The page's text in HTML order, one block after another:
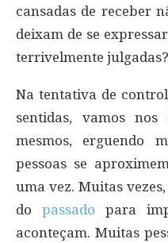
cansadas de receber
deixam de se
terrivelmente julgadas?
Na tentativa de
sentidas, vamos
mesmos, erguendo
pessoas se
uma vez. Muitas
do passado para
aconteçam. Muitas